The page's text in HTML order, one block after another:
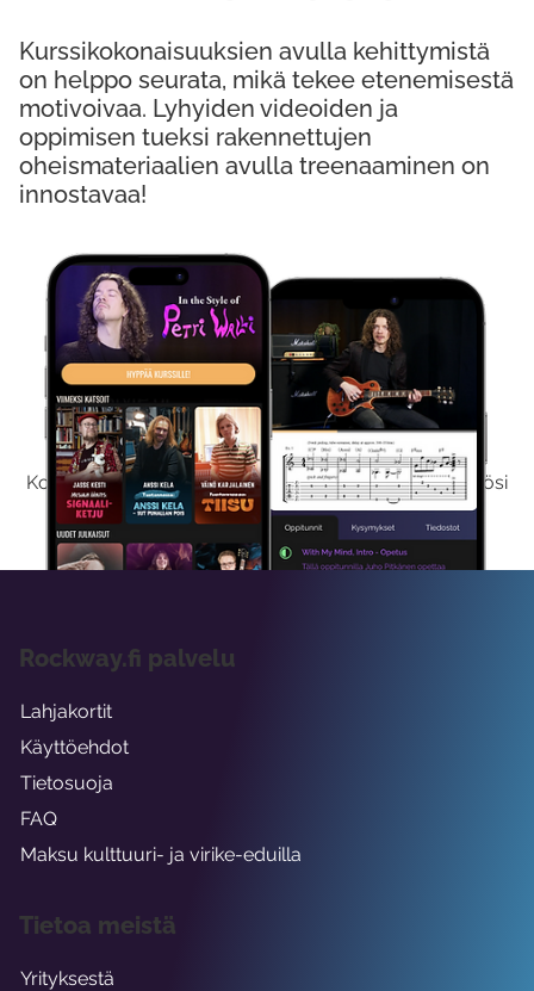
Kokeile Ilmaiseksi
Kokeilemalla ilmaiseksi saat koko sisältömme käyttöösi
viikon ajaksi.
Kurssikokonaisuuksien avulla kehittymistä
on helppo seurata, mikä tekee etenemisestä
motivoivaa. Lyhyiden videoiden ja
oppimisen tueksi rakennettujen
oheismateriaalien avulla treenaaminen on
innostavaa!
Rockway.fi palvelu
Lahjakortit
Käyttöehdot
Tietosuoja
FAQ
Maksu kulttuuri- ja virike-eduilla
Tietoa meistä
Yrityksestä